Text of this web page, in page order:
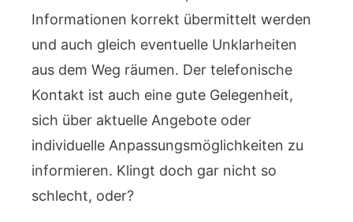
Informationen korrekt übermittelt werden
und auch gleich eventuelle Unklarheiten
aus dem Weg räumen. Der telefonische
Kontakt ist auch eine gute Gelegenheit,
sich über aktuelle Angebote oder
individuelle Anpassungsmöglichkeiten zu
informieren. Klingt doch gar nicht so
schlecht, oder?